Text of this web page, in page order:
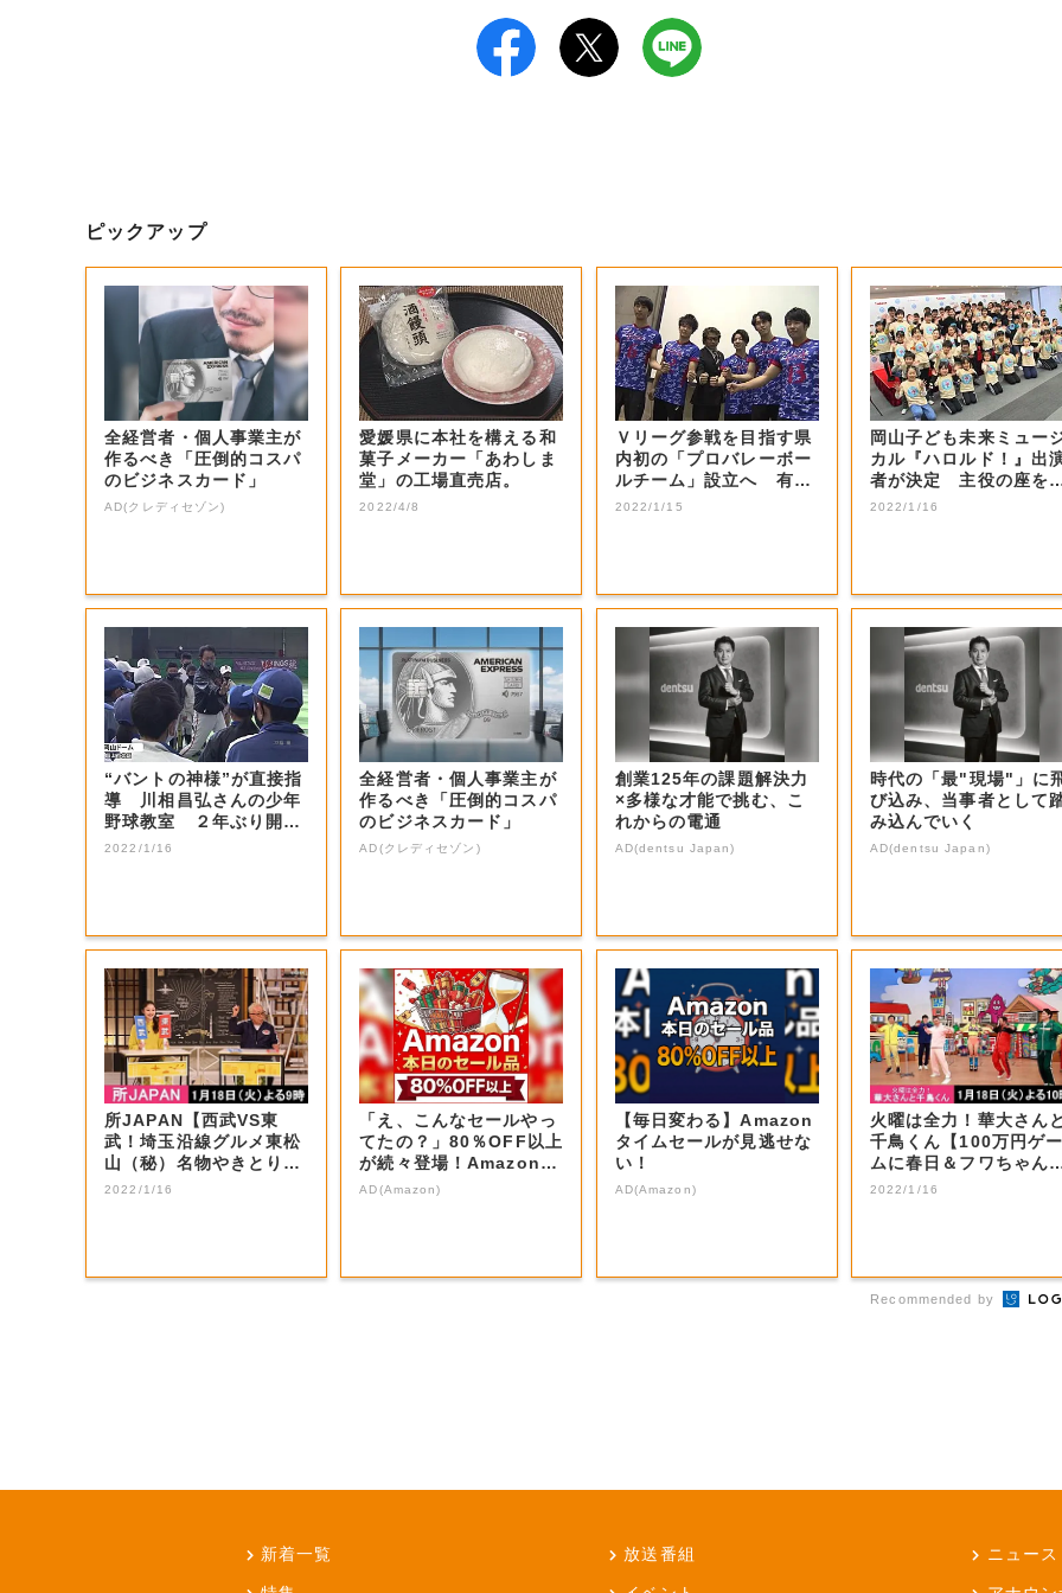
ピックアップ
全経営者・個人事業主が
作るべき「圧倒的コスパ
のビジネスカード」
AD(クレディセゾン)
愛媛県に本社を構える和
菓子メーカー「あわしま
堂」の工場直売店。
2022/4/8
Ｖリーグ参戦を目指す県
内初の「プロバレーボー
ルチーム」設立へ 有望
選手などの受け...
2022/1/15
岡山子ども未来ミュー
カル『ハロルド！』出
者が決定 主役の座を
止めた感想は…...
2022/1/16
“バントの神様”が直接指
導 川相昌弘さんの少年
野球教室 ２年ぶり開催
【岡山・岡山...
2022/1/16
全経営者・個人事業主が
作るべき「圧倒的コスパ
のビジネスカード」
AD(クレディセゾン)
創業125年の課題解決力
×多様な才能で挑む、こ
れからの電通
AD(dentsu Japan)
時代の「最"現場"」に
び込み、当事者として
み込んでいく
AD(dentsu Japan)
所JAPAN【西武VS東
武！埼玉沿線グルメ東松
山（秘）名物やきとり＆
秩父ホルモン...
2022/1/16
「え、こんなセールやっ
てたの？」80％OFF以上
が続々登場！Amazonの
本気が...
AD(Amazon)
【毎日変わる】Amazon
タイムセールが見逃せな
い！
AD(Amazon)
火曜は全力！華大さん
千鳥くん【100万円ゲ
ムに春日＆フワちゃん
戦！】 | ...
2022/1/16
Recommended by
新着一覧 放送番組 ニュース